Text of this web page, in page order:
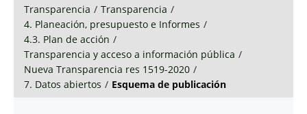
Transparencia / Transparencia /
4. Planeación, presupuesto e Informes /
4.3. Plan de acción /
Transparencia y acceso a información pública /
Nueva Transparencia res 1519-2020 /
7. Datos abiertos / Esquema de publicación